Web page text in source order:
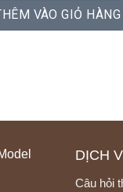
THỜ ĐỨC BÀ số lượng
VÀO GIỎ HÀNG
DỊCH
Câu hỏi